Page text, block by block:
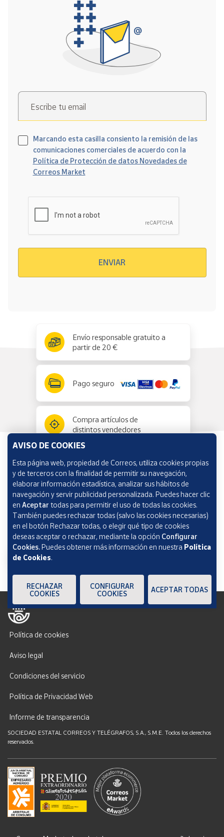
Escribe tu email
Marcando esta casilla consiento la remisión de las
comunicaciones comerciales de acuerdo con la
Política de Protección de datos Novedades de
Correos Market
ENVIAR
Envío responsable gratuito a
partir de 20 €
Pago seguro
Compra artículos de
distintos vendedores
Información y ayuda
Correos Market
Política de cookies
Aviso legal
Condiciones del servicio
Política de Privacidad Web
Informe de transparencia
SOCIEDAD ESTATAL CORREOS Y TELÉGRAFOS, S.A., S.M.E. Todos los derechos
reservados.
AVISO DE COOKIES
Esta página web, propiedad de Correos, utiliza cookies propias
y de terceros con la finalidad de permitir su navegación,
elaborar información estadística, analizar sus hábitos de
navegación y servir publicidad personalizada. Puedes hacer clic
en Aceptar todas para permitir el uso de todas las cookies.
También puedes rechazar todas (salvo las cookies necesarias)
en el botón Rechazar todas, o elegir qué tipo de cookies
deseas aceptar o rechazar, mediante la opción Configurar
Cookies.Puedes obtener más información en nuestra Política
de Cookies.
RECHAZAR
COOKIES
CONFIGURAR
COOKIES
ACEPTAR TODAS